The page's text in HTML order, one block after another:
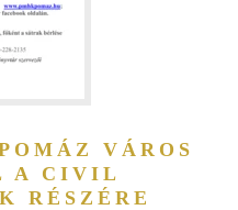
VÁROS
A CIVIL
RÉSZÉRE